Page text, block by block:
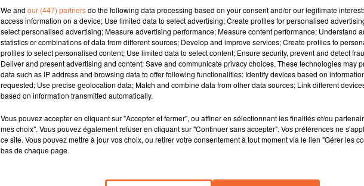
de tennis par équipe
Evènement futsal vendredi prochain à nueil-les-Aubiers.
45 min 41 sec
We and our (447) partnersdo the following data processing based on your consent and/or our legitimate
access information on a device; Use limited data to select advertising; Create profiles for personalised
select personalised advertising; Measure advertising performance; Measure content performance; Understand
statistics or combinations of data from different sources; Develop and improve services; Create profiles to
profiles to select personalised content; Use limited data to select content; Ensure security, prevent and detect
Deliver and present advertising and content; Save and communicate privacy choices. These technologies may
data such as IP address and browsing data to offer following functionalities: Identify devices based on
requested; Use precise geolocation data; Match and combine data from other data sources; Link different
based on information transmitted automatically.
Vous pouvez accepter en cliquant sur "Accepter et fermer", ou affiner en sélectionnant les finalités et/ou
mes choix". Vous pouvez également refuser en cliquant sur "Continuer sans accepter". Vos préférences ne
ce site. Vous pouvez mettre à jour vos choix, ou retirer votre consentement à tout moment via le lien "Gérer les
bas de chaque page.